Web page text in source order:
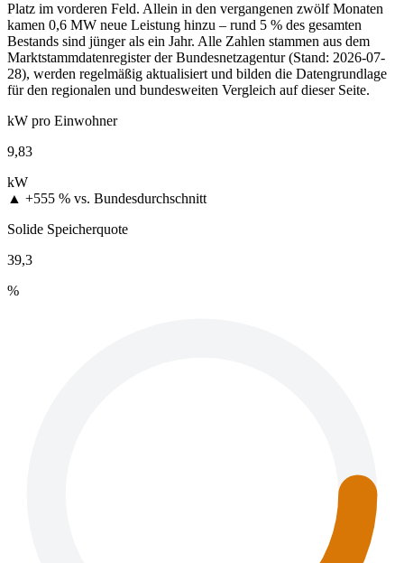
Platz im vorderen Feld. Allein in den vergangenen zwölf Monaten
kamen 0,6 MW neue Leistung hinzu – rund 5 % des gesamten
Bestands sind jünger als ein Jahr. Alle Zahlen stammen aus dem
Marktstammdatenregister der Bundesnetzagentur (Stand: 2026-07-
28), werden regelmäßig aktualisiert und bilden die Datengrundlage
für den regionalen und bundesweiten Vergleich auf dieser Seite.
kW pro Einwohner
9,83
kW
▲ +555 % vs. Bundesdurchschnitt
Solide Speicherquote
39,3
%